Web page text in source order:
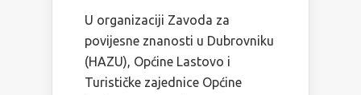
U organizaciji Zavoda za
povijesne znanosti u Dubrovniku
(HAZU), Općine Lastovo i
Turističke zajednice Općine